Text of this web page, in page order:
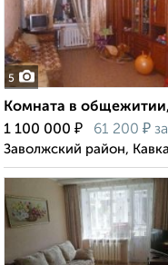
5
Комната в
1 100 000 ₽ 61 200 ₽
Заволжский район,